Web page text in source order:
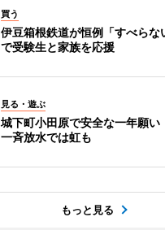
買う
伊豆箱根鉄道が恒例「すべら
で受験生と家族を応援
見る・遊ぶ
城下町小田原で安全な一年願
一斉放水では虹も
もっと見る